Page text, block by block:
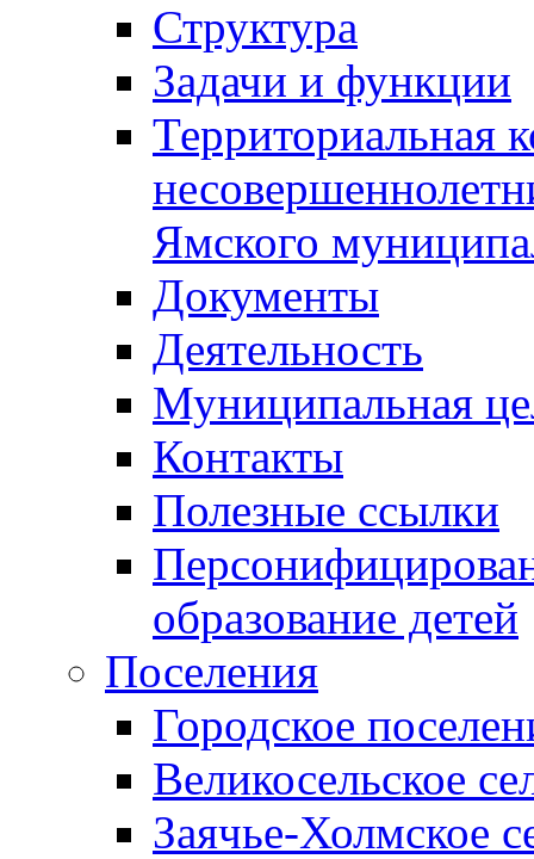
Структура
Задачи и функции
Территориальная
Ямского
Документы
Деятельность
Муниципальная
Контакты
Полезные ссылки
образование детей
Поселения
Городское
Великосельское
Заячье-Холмское